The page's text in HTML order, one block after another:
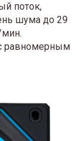
поток,
шума до 29
мин.
равномерным